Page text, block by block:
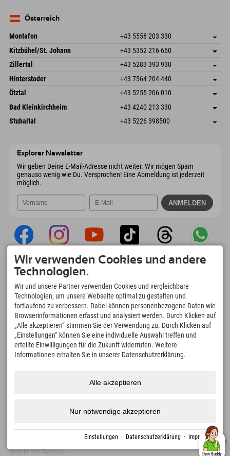
Deutschland
Österreich
Montafon +43 5558 203 330
Dorfstr. 127b
6793 Gaschurn/Montafon
Österreich
Adresse speichern
Anreiseinfos
Buchen
Kitzbühel/St. Johann +43 5352 216 660
Speckbacherstraße 87
Österreich
Adresse speichern
Buchen
Zillertal +43 5283 393 930
Schmiedau 2
6272 Kaltenbach im Zillertal
Österreich
Adresse speichern
Anreiseinfos
Buchen
Hinterstoder +43 7564 204 440
Freizeitpark 10
Österreich
Adresse speichern
Buchen
Ötztal +43 5255 206 010
Gscheat 14
6441 Umhausen
Österreich
Adresse speichern
Anreiseinfos
Buchen
Bad Kleinkirchheim +43 4240 213 330
Dorfstraße 24
Adresse speichern
Stubaital +43 5226 398500
Explorer Newsletter
Wir geben Deine E-Mail-Adresse nicht weiter. Wir mögen Spam
genauso wenig wie Du. Versprochen! Eine Abmeldung ist jederzeit
möglich.
Explorer App
Upload Deiner #ExplorerMoments, Mein
Explorer To Go mit Buchungsübersicht,
Bucketlist, Restaurantübersicht uvm. Jetzt
downloaden!
Zeit für Explorer Moments
166 4.634km
Pisten zum Skifahren und
97
Barrierefreiheit Presse Nachhaltigkeitszertifikate
Erstellt mit Tramino
Dein Buddy
Wir verwenden Cookies und andere
Technologien.
Wir und unsere Partner verwenden Cookies und vergleichbare
Technologien, um unsere Webseite optimal zu gestalten und
fortlaufend zu verbessern. Dabei können personenbezogene Daten wie
Browserinformationen erfasst und analysiert werden. Durch Klicken auf
„Alle akzeptieren“ stimmen Sie der Verwendung zu. Durch Klicken auf
„Einstellungen“ können Sie eine individuelle Auswahl treffen und
erteilte Einwilligungen für die Zukunft widerrufen. Weitere
Informationen erhalten Sie in unserer Datenschutzerklärung.
Alle akzeptieren
Nur notwendige akzeptieren
Einstellungen · Datenschutzerklärung · Impressum